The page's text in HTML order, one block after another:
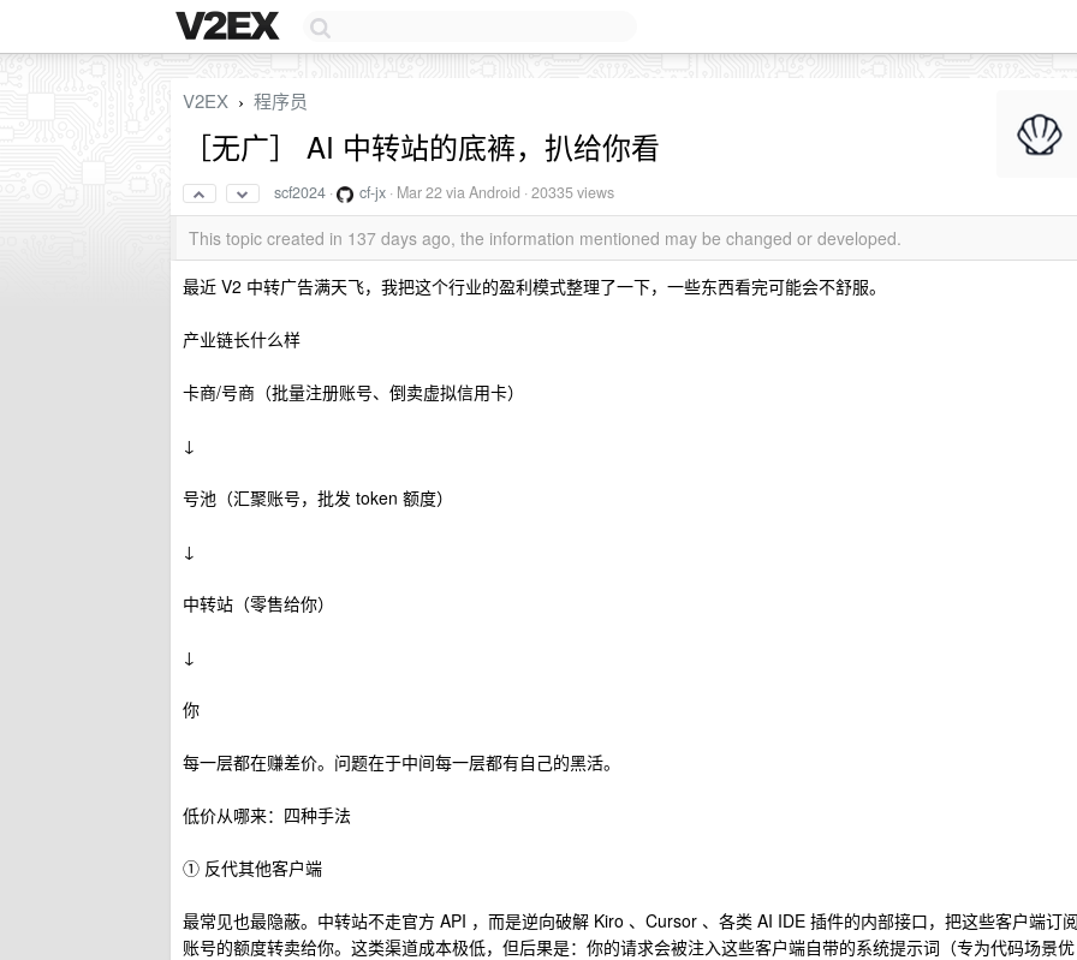
V2EX › 程序员
［无广］ AI 中转站的底裤，扒给你看
scf2024 · cf-jx · Mar 22via Android · 20335 views
This topic created in 137 days ago, the information mentioned may be changed or developed.
最近 V2 中转广告满天飞，我把这个行业的盈利模式整理了一下，一些东西看完可能会不舒服。
产业链长什么样
卡商/号商（批量注册账号、倒卖虚拟信用卡）
↓
号池（汇聚账号，批发 token 额度）
↓
中转站（零售给你）
↓
你
每一层都在赚差价。问题在于中间每一层都有自己的黑活。
低价从哪来：四种手法
① 反代其他客户端
最常见也最隐蔽。中转站不走官方 API ，而是逆向破解 Kiro 、Cursor 、各类 AI IDE 插件的内部接口，把这些客户端订
账号的额度转卖给你。这类渠道成本极低，但后果是：你的请求会被注入这些客户端自带的系统提示词（专为代码场景优